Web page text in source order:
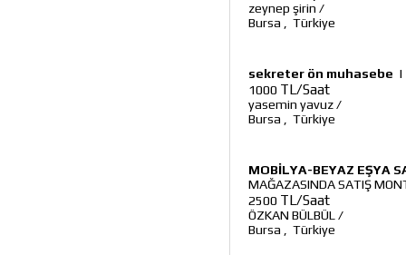
zeynep şirin /
Bursa
Türkiye
sekreter ön muhasebe |
1000 TL/Saat
yasemin yavuz/
Bursa
Türkiye
MOBİLYA-BEYAZ EŞYA
MAĞAZASINDA SATIŞ
2500 TL/Saat
ÖZKAN BÜLBÜL /
Bursa
Türkiye